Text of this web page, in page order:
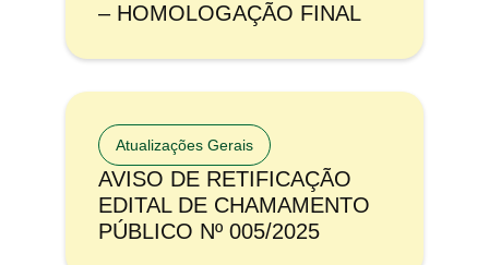
– HOMOLOGAÇÃO FINAL
Atualizações Gerais
AVISO DE RETIFICAÇÃO
EDITAL DE CHAMAMENTO
PÚBLICO Nº 005/2025